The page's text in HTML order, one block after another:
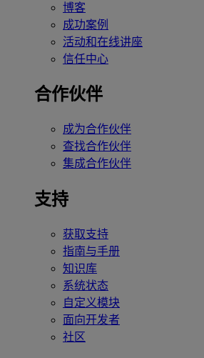
博客
成功案例
活动和在线讲座
信任中心
合作伙伴
成为合作伙伴
查找合作伙伴
集成合作伙伴
支持
获取支持
指南与手册
知识库
系统状态
自定义模块
面向开发者
社区